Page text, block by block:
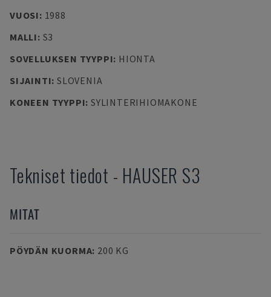
VUOSI: 1988
MALLI: S3
SOVELLUKSEN TYYPPI: HIONTA
SIJAINTI: SLOVENIA
KONEEN TYYPPI: SYLINTERIHIOMAKONE
Tekniset tiedot - HAUSER S3
MITAT
PÖYDÄN KUORMA: 200 KG